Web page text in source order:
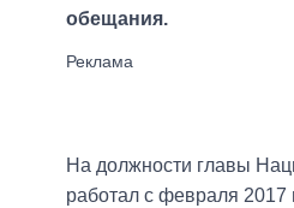
обещания.
На должности главы
работал с февраля 2017